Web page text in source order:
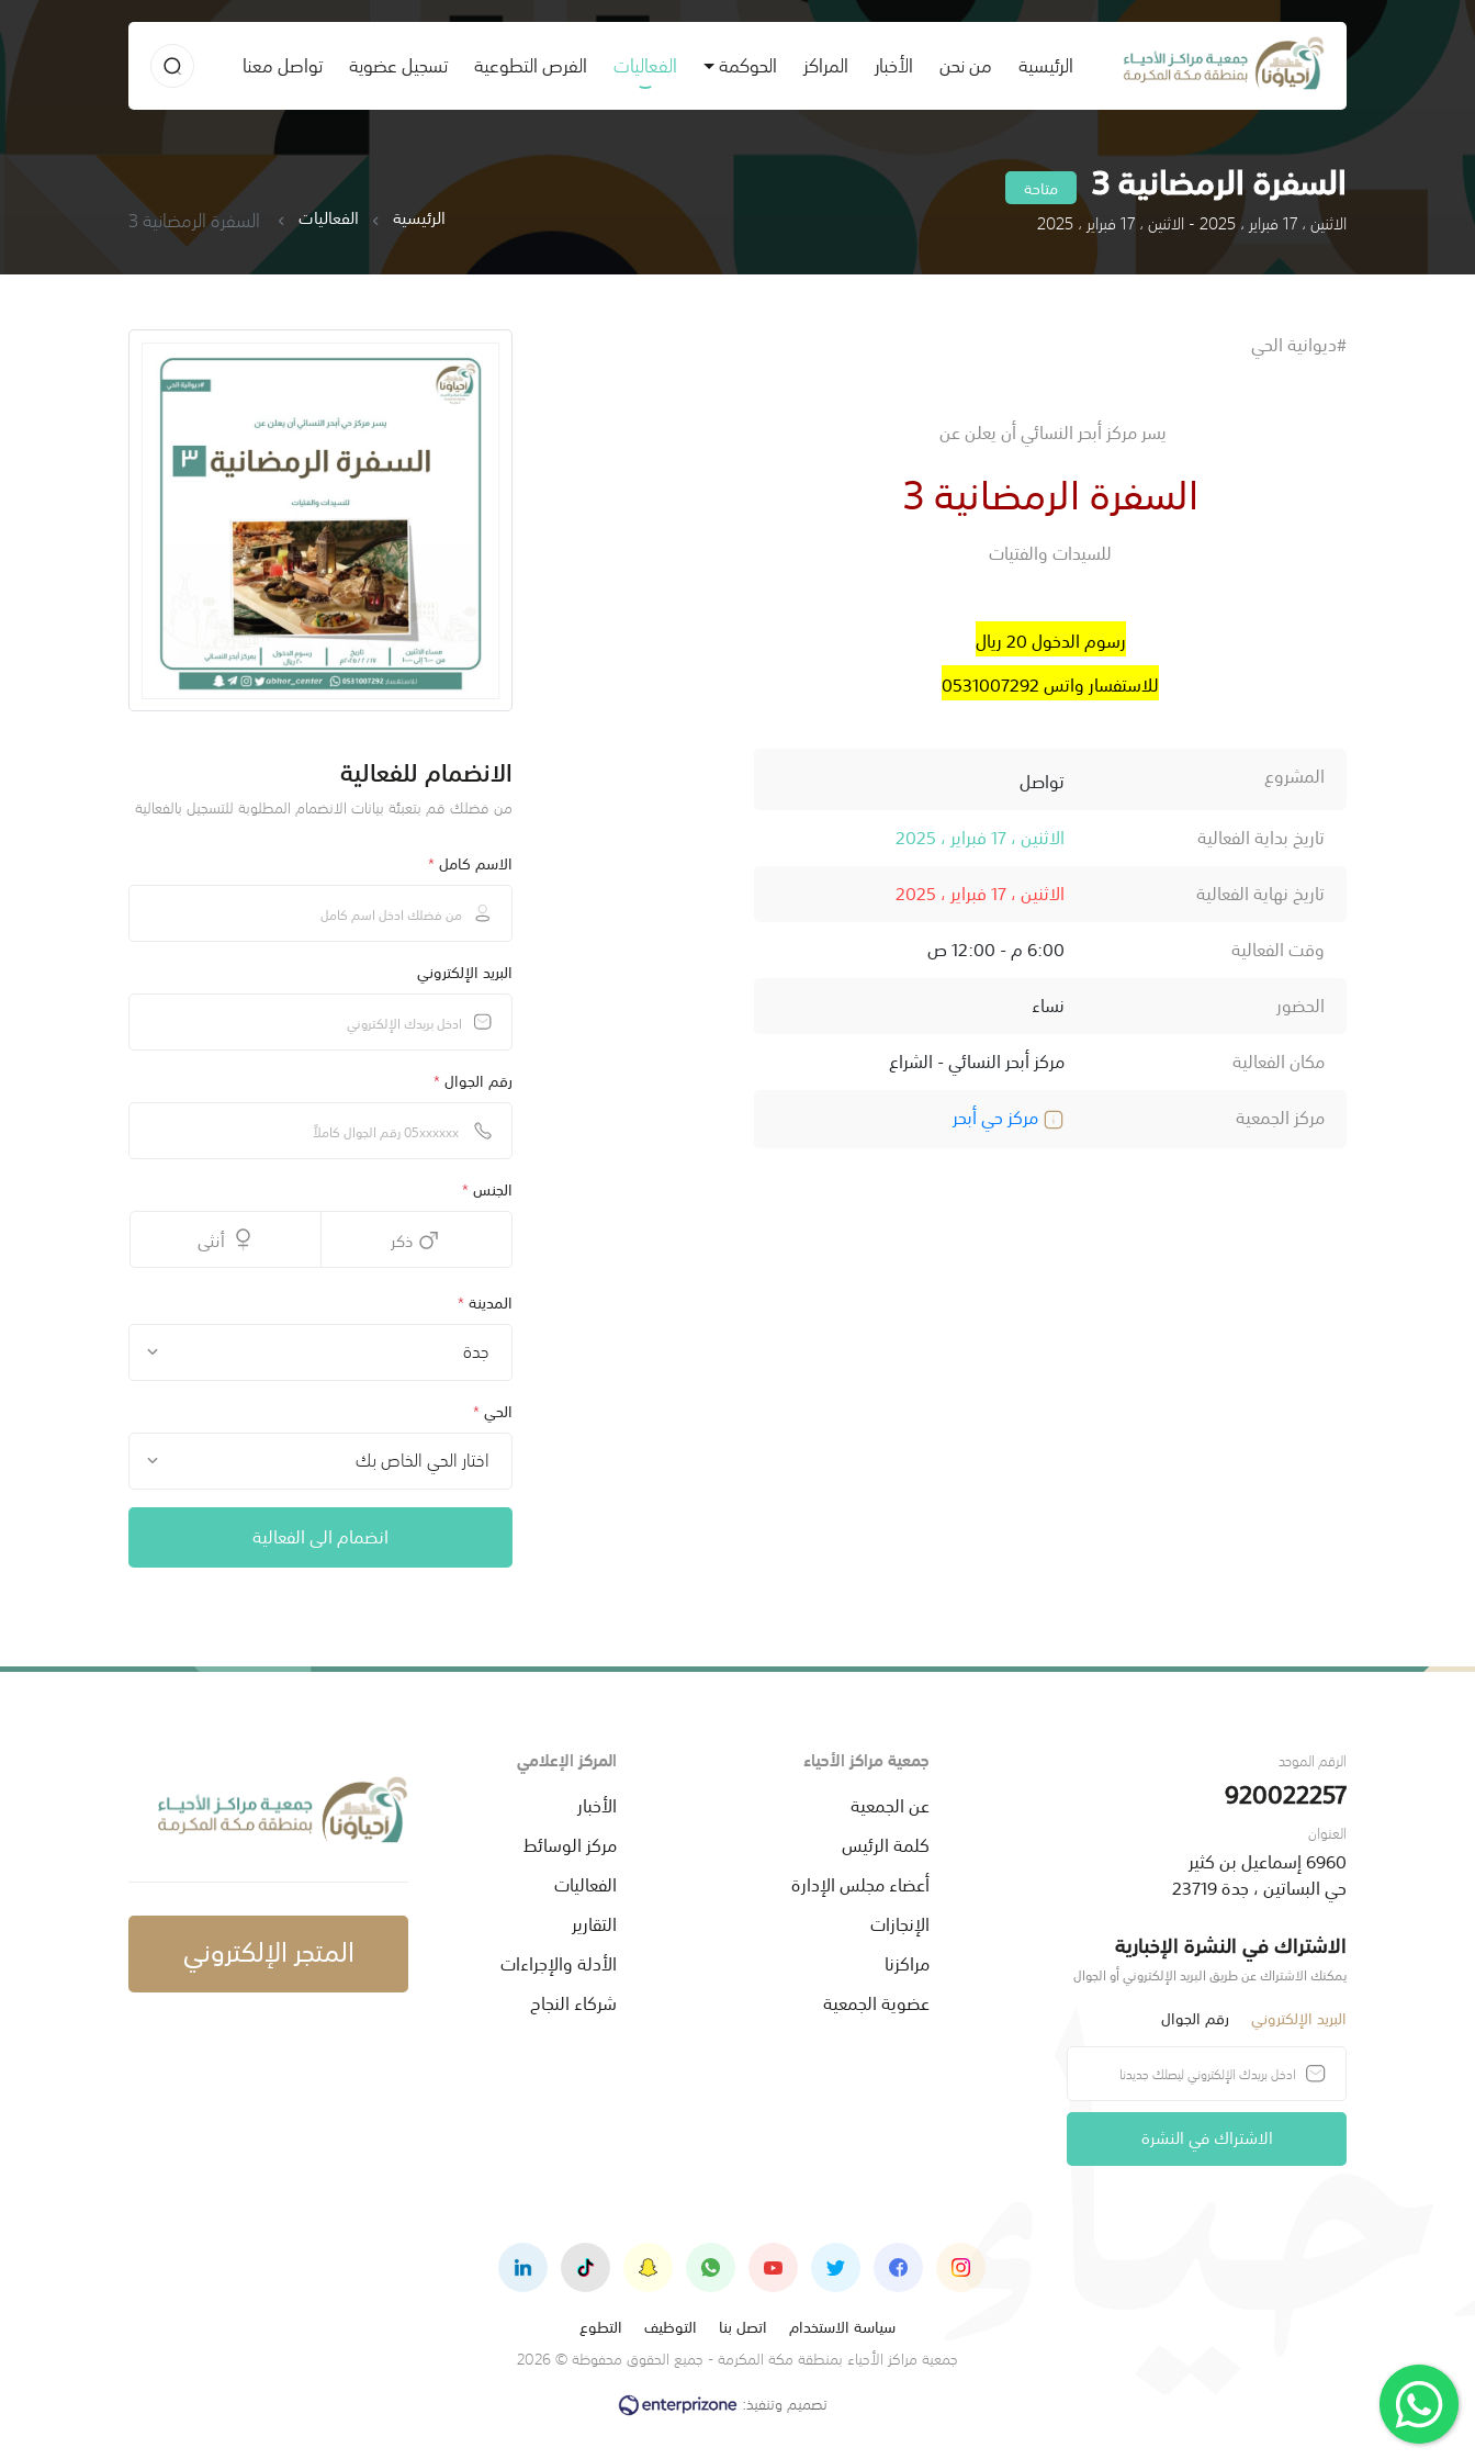
الرئيسية
(current) من نحن الأخبار المراكز الحوكمة الفعاليات الفرص التطوعية تسجيل عضوية تواصل معنا
السفرة الرمضانية 3 متاحة
الاثنين ، 17 فبراير ، 2025 - الاثنين ، 17 فبراير ، 2025 الرئيسية الفعاليات السفرة الرمضانية 3
#ديوانية الحي
يسر مركز أبحر النسائي أن يعلن عن
السفرة الرمضانية 3
للسيدات والفتيات
رسوم الدخول 20 ريال
للاستفسار واتس 0531007292
المشروع
تواصل
تاريخ بداية الفعالية
الاثنين ، 17 فبراير ، 2025
تاريخ نهاية الفعالية
الاثنين ، 17 فبراير ، 2025
وقت الفعالية
6:00 م - 12:00 ص
الحضور
نساء
مكان الفعالية
مركز أبحر النسائي - الشراع
مركز الجمعية
مركز حي أبحر
الانضمام للفعالية
من فضلك قم بتعبئة بيانات الانضمام المطلوبة للتسجيل بالفعالية
الاسم كامل*
البريد الإلكتروني
رقم الجوال*
الجنس*
ذكر أنثى
المدينة*
جدة
الحي*
اختار الحي الخاص بك
انضمام الى الفعالية
الرقم الموحد
920022257
العنوان
6960 إسماعيل بن كثير
حي البساتين ، جدة 23719
الاشتراك في النشرة الإخبارية
يمكنك الاشتراك عن طريق البريد الإلكتروني أو الجوال
البريد الإلكتروني رقم الجوال
الاشتراك في النشرة
جمعية مراكز الأحياء
عن الجمعية
كلمة الرئيس
أعضاء مجلس الإدارة
الإنجازات
مراكزنا
عضوية الجمعية
المركز الإعلامي
الأخبار
مركز الوسائط
الفعاليات
التقارير
الأدلة والإجراءات
شركاء النجاح
المتجر الإلكتروني
سياسة الاستخدام اتصل بنا التوظيف
التطوع
جمعية مراكز الأحياء بمنطقة مكة المكرمة - جميع الحقوق محفوظة © 2026
تصميم وتنفيذ: